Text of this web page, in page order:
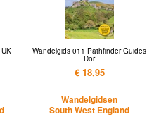
Wandelgids 011 Pathfinder Guides
Dor
€ 18,95
Wandelgidsen
South West England